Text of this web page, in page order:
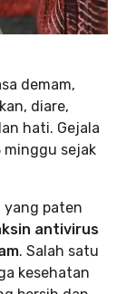
demam,
diare,
hati. Gejala
minggu sejak
yang paten
antivirus
. Salah satu
kesehatan